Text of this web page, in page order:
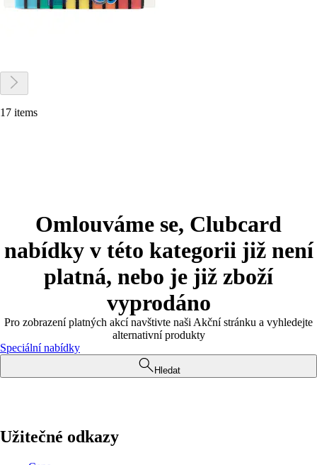
17 items
Omlouváme se, Clubcard
nabídky v této kategorii již není
platná, nebo je již zboží
vyprodáno
Pro zobrazení platných akcí navštivte naši Akční stránku a vyhledejte
alternativní produkty
Speciální nabídky
Hledat
Užitečné odkazy